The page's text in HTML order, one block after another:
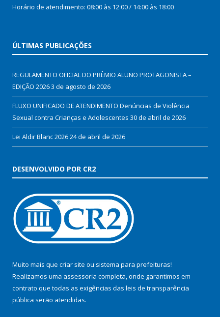
Horário de atendimento: 08:00 às 12:00 / 14:00 às 18:00
ÚLTIMAS PUBLICAÇÕES
REGULAMENTO OFICIAL DO PRÊMIO ALUNO PROTAGONISTA –
EDIÇÃO 20263 de agosto de 2026
FLUXO UNIFICADO DE ATENDIMENTO Denúncias de Violência
Sexual contra Crianças e Adolescentes 30 de abril de 2026
Lei Aldir Blanc 202624 de abril de 2026
DESENVOLVIDO POR CR2
Muito mais que criar site ou sistema para prefeituras!
Realizamos uma assessoria completa, onde garantimos em
contrato que todas as exigências das leis de transparência
pública serão atendidas.